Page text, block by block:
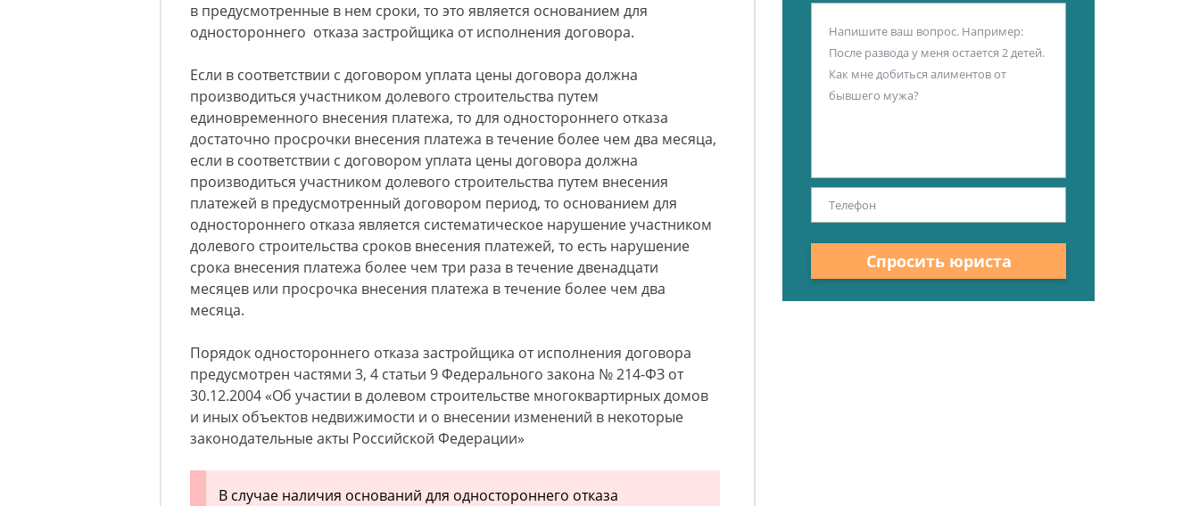
в предусмотренные в нем сроки, то это является основанием для
одностороннего отказа застройщика от исполнения договора.
Если в соответствии с договором уплата цены договора должна
производиться участником долевого строительства путем
единовременного внесения платежа, то для одностороннего отказа
достаточно просрочки внесения платежа в течение более чем два месяца,
если в соответствии с договором уплата цены договора должна
производиться участником долевого строительства путем внесения
платежей в предусмотренный договором период, то основанием для
одностороннего отказа является систематическое нарушение участником
долевого строительства сроков внесения платежей, то есть нарушение
срока внесения платежа более чем три раза в течение двенадцати
месяцев или просрочка внесения платежа в течение более чем два
месяца.
Порядок одностороннего отказа застройщика от исполнения договора
предусмотрен частями 3, 4 статьи 9 Федерального закона № 214-ФЗ от
30.12.2004 «Об участии в долевом строительстве многоквартирных домов
и иных объектов недвижимости и о внесении изменений в некоторые
законодательные акты Российской Федерации»
В случае наличия оснований для одностороннего отказа
Спросить юриста